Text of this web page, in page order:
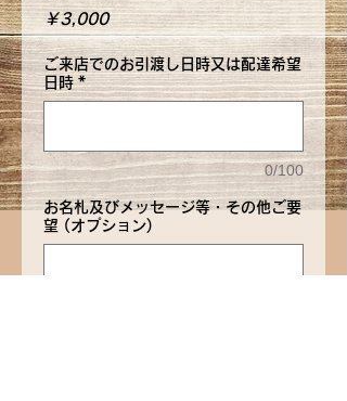
￥3,000価
格
ご来店でのお引渡し日時又は配達希望
日時 *
0/100
お名札及びメッセージ等・その他ご要
望 (オプション)